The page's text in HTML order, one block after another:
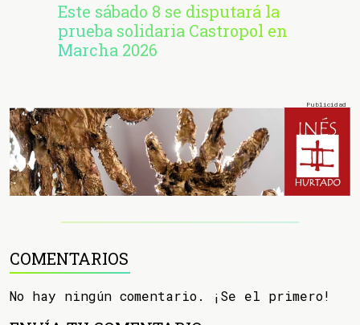
Este sábado 8 se disputará la
prueba solidaria Castropol en
Marcha 2026
COMENTARIOS
No hay ningún comentario. ¡Se el primero!